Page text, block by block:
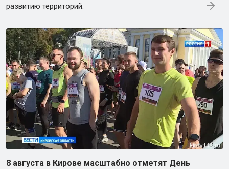
развитию территорий.
8 августа в Кирове масштабно отметят День